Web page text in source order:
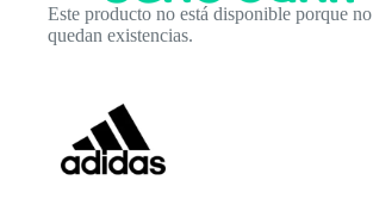
Este producto no está disponible porque no
quedan existencias.